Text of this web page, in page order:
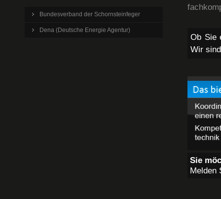
Ob Sie
Wir
Sie
Melden
Bundesverband der Schornsteinfeger
Dena (Deutsche Energie Agentur)